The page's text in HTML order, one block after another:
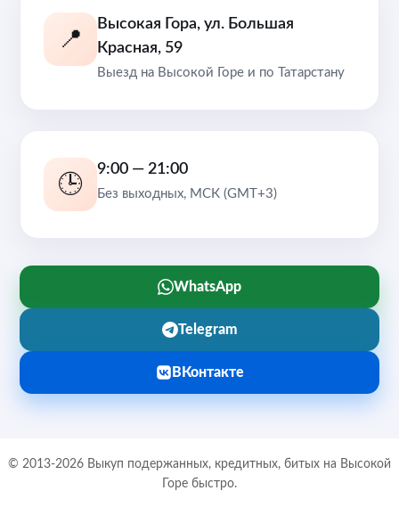
📍
Высокая Гора, ул. Большая
Красная, 59
Выезд на Высокой Горе и по Татарстану
🕒
9:00 — 21:00
Без выходных, МСК (GMT+3)
WhatsApp
Telegram
ВКонтакте
© 2013-2026 Выкуп подержанных, кредитных, битых на Высокой
Горе быстро.